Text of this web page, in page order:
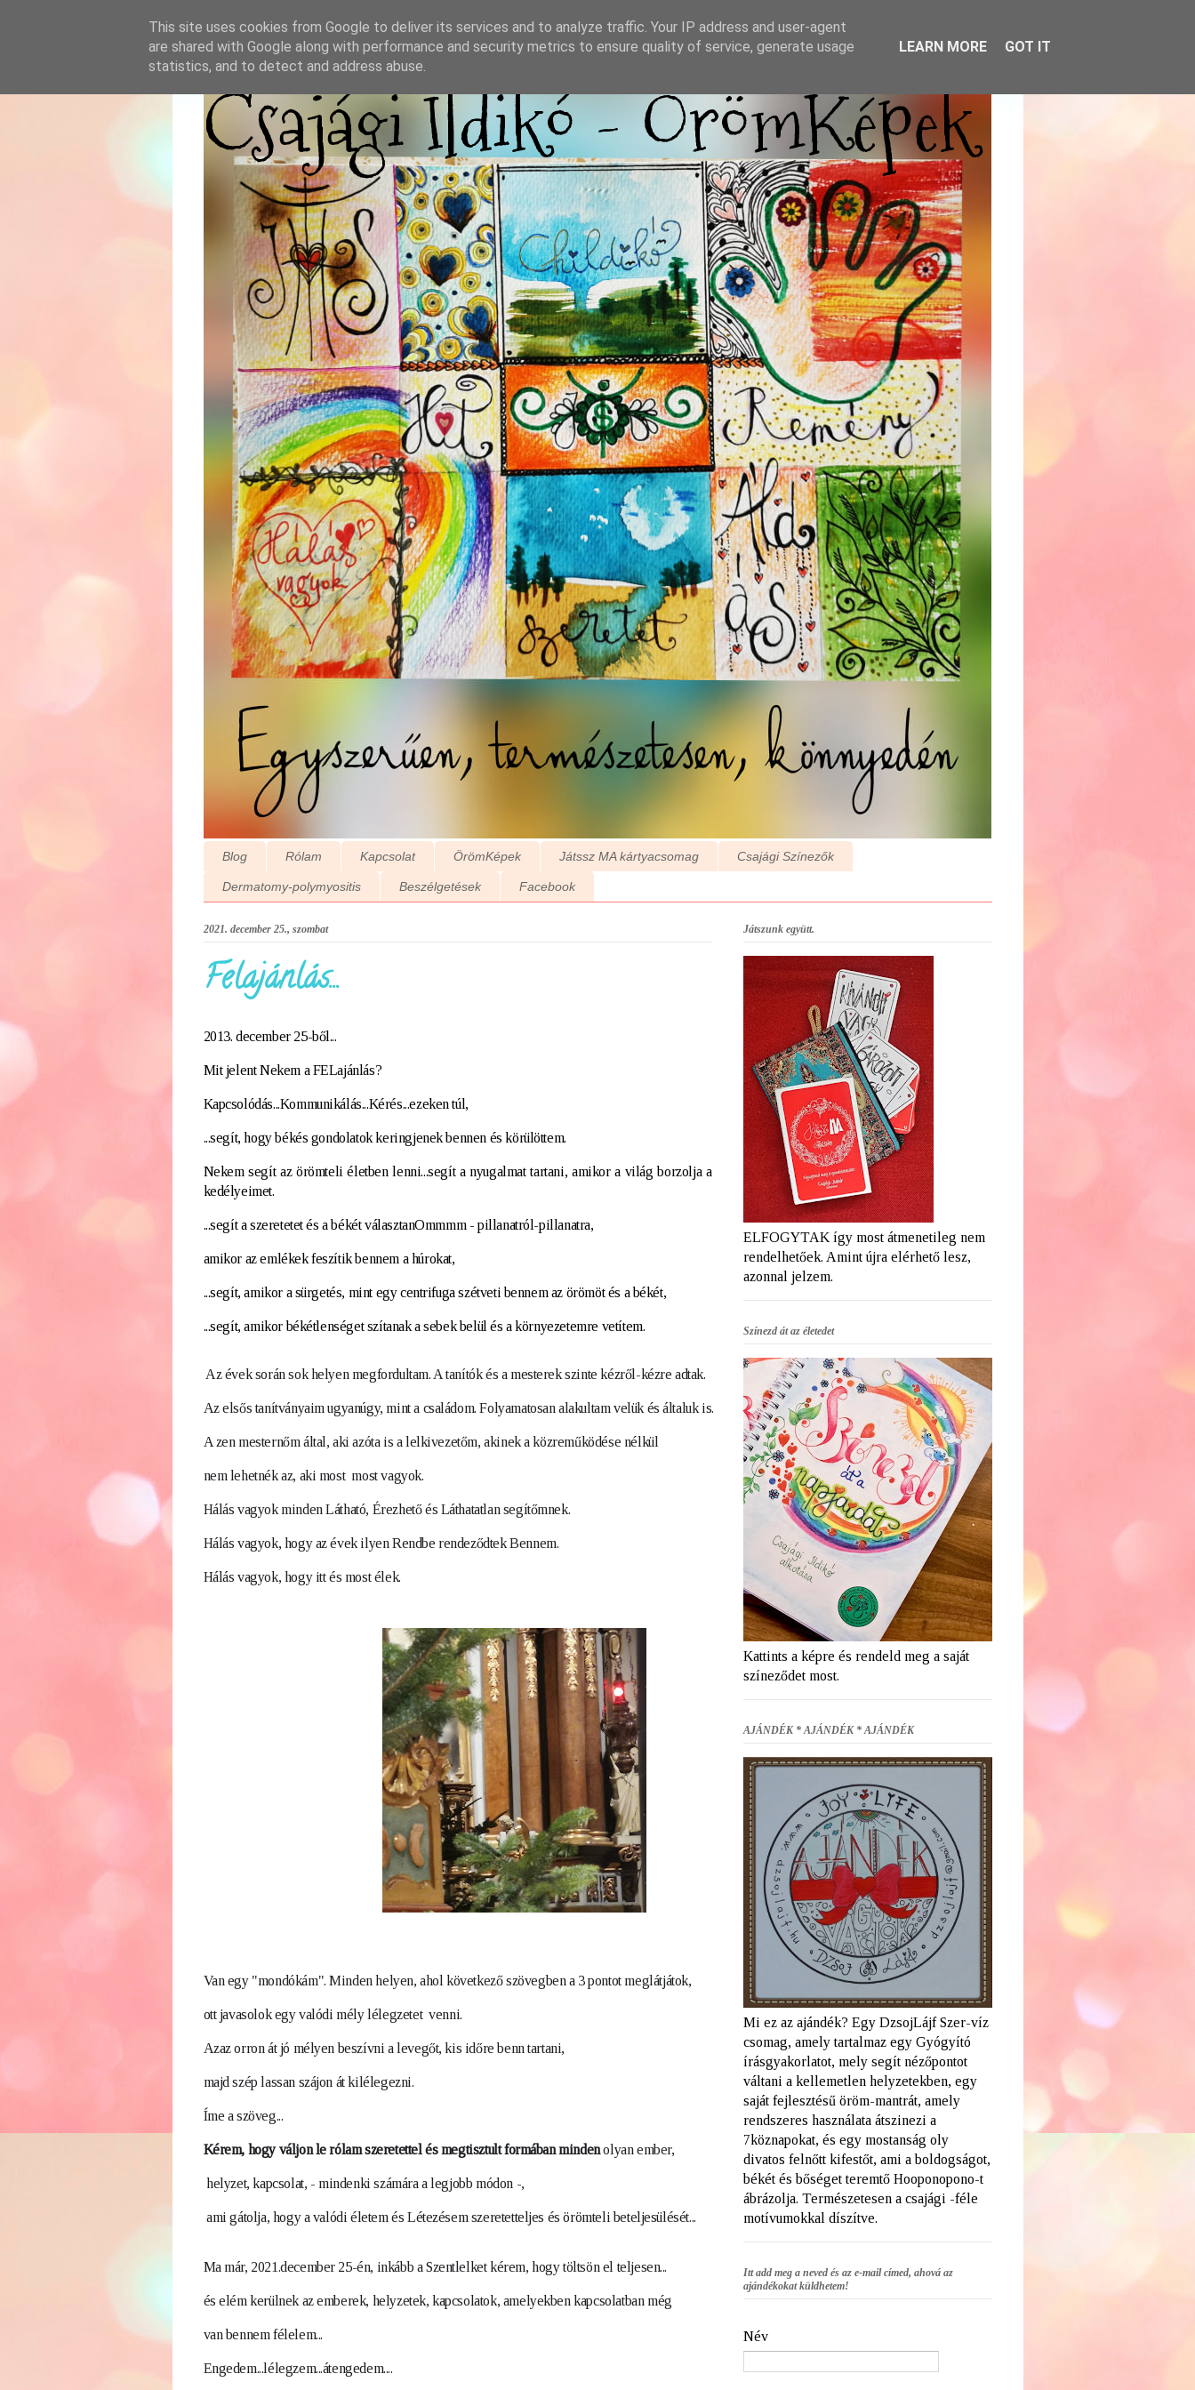
Csajági Ildikó - ÖrömKépek
Blog Rólam Kapcsolat ÖrömKépek Játssz MA kártyacsomag Csajági Színezők
Dermatomy-polymyositis Beszélgetések Facebook
2021. december 25., szombat
Felajánlás...
2013. december 25-ből...
Mit jelent Nekem a FELajánlás?
Kapcsolódás...Kommunikálás...Kérés...ezeken túl,
...segít, hogy békés gondolatok keringjenek bennen és körülöttem.
Nekem segít az örömteli életben lenni...segít a nyugalmat tartani, amikor a világ borzolja a
kedélyeimet.
...segít a szeretetet és a békét választanOmmmm - pillanatról-pillanatra,
amikor az emlékek feszítik bennem a húrokat,
...segít, amikor a sürgetés, mint egy centrifuga szétveti bennem az örömöt és a békét,
...segít, amikor békétlenséget szítanak a sebek belül és a környezetemre vetítem.
Az évek során sok helyen megfordultam. A tanítók és a mesterek szinte kézről-kézre adtak.
Az elsős tanítványaim ugyanúgy, mint a családom. Folyamatosan alakultam velük és általuk is.
A zen mesternőm által, aki azóta is a lelkivezetőm, akinek a közreműködése nélkül
nem lehetnék az, aki most  most vagyok.
Hálás vagyok minden Látható, Érezhető és Láthatatlan segítőmnek.
Hálás vagyok, hogy az évek ilyen Rendbe rendeződtek Bennem.
Hálás vagyok, hogy itt és most élek.
Van egy "mondókám". Minden helyen, ahol következő szövegben a 3 pontot meglátjátok,
ott javasolok egy valódi mély lélegzetet  venni.
Azaz orron át jó mélyen beszívni a levegőt, kis időre benn tartani,
majd szép lassan szájon át kilélegezni.
Íme a szöveg...
Kérem, hogy váljon le rólam szeretettel és megtisztult formában minden olyan ember,
helyzet, kapcsolat, - mindenki számára a legjobb módon -,
ami gátolja, hogy a valódi életem és Létezésem szeretetteljes és örömteli beteljesülését...
Ma már, 2021.december 25-én, inkább a Szentlelket kérem, hogy töltsön el teljesen...
és elém kerülnek az emberek, helyzetek, kapcsolatok, amelyekben kapcsolatban még
van bennem félelem...
Engedem...lélegzem...átengedem....
Játszunk együtt.
ELFOGYTAK így most átmenetileg nem
rendelhetőek. Amint újra elérhető lesz,
azonnal jelzem.
Színezd át az életedet
Kattints a képre és rendeld meg a saját
színeződet most.
AJÁNDÉK * AJÁNDÉK * AJÁNDÉK
Mi ez az ajándék? Egy DzsojLájf Szer-víz
csomag, amely tartalmaz egy Gyógyító
írásgyakorlatot, mely segít nézőpontot
váltani a kellemetlen helyzetekben, egy
saját fejlesztésű öröm-mantrát, amely
rendszeres használata átszinezi a
7köznapokat, és egy mostanság oly
divatos felnőtt kifestőt, ami a boldogságot,
békét és bőséget teremtő Hooponopono-t
ábrázolja. Természetesen a csajági -féle
motívumokkal díszítve.
Itt add meg a neved és az e-mail címed, ahová az
ajándékokat küldhetem!
Név
This site uses cookies from Google to deliver its services and to analyze traffic. Your IP address and user-agent
are shared with Google along with performance and security metrics to ensure quality of service, generate usage
statistics, and to detect and address abuse.
LEARN MORE GOT IT